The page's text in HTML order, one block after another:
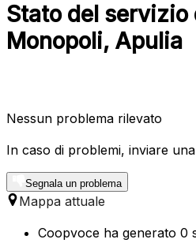
Stato del servizio
Monopoli, Apulia
Nessun problema rilevato
In caso di problemi, inviare
Segnala un problema
Mappa attuale
Coopvoce ha generato 0